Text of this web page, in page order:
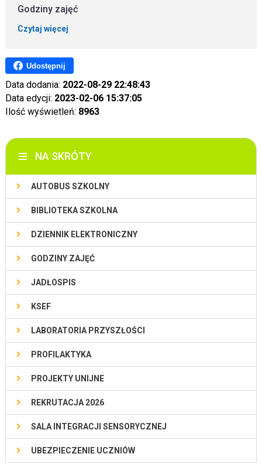
Godziny zajęć
Czytaj więcej
Udostępnij
Data dodania: 2022-08-29 22:48:43
Data edycji: 2023-02-06 15:37:05
Ilość wyświetleń: 8963
NA SKRÓTY
AUTOBUS SZKOLNY
BIBLIOTEKA SZKOLNA
DZIENNIK ELEKTRONICZNY
GODZINY ZAJĘĆ
JADŁOSPIS
KSEF
LABORATORIA PRZYSZŁOŚCI
PROFILAKTYKA
PROJEKTY UNIJNE
REKRUTACJA 2026
SALA INTEGRACJI SENSORYCZNEJ
UBEZPIECZENIE UCZNIÓW